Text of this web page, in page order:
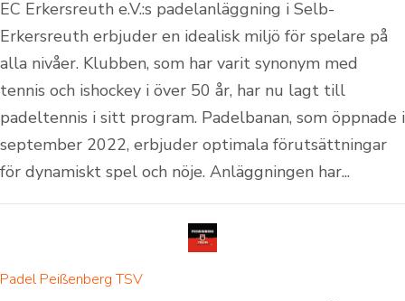
EC Erkersreuth e.V.:s padelanläggning i Selb-
Erkersreuth erbjuder en idealisk miljö för spelare på
alla nivåer. Klubben, som har varit synonym med
tennis och ishockey i över 50 år, har nu lagt till
padeltennis i sitt program. Padelbanan, som öppnade i
september 2022, erbjuder optimala förutsättningar
för dynamiskt spel och nöje. Anläggningen har...
Padel Peißenberg TSV